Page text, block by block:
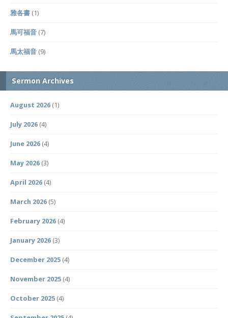
雅各書 (1)
馬可福音 (7)
馬太福音 (9)
Sermon Archives
August 2026 (1)
July 2026 (4)
June 2026 (4)
May 2026 (3)
April 2026 (4)
March 2026 (5)
February 2026 (4)
January 2026 (3)
December 2025 (4)
November 2025 (4)
October 2025 (4)